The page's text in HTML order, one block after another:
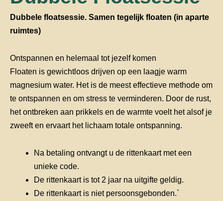
Dubbele floatsessie. Samen tegelijk floaten (in aparte
ruimtes)
Ontspannen en helemaal tot jezelf komen​
Floaten is gewichtloos drijven op een laagje warm
magnesium water. Het is de meest effectieve methode om
te ontspannen en om stress te verminderen. Door de rust,
het ontbreken aan prikkels en de warmte voelt het alsof je
zweeft en ervaart het lichaam totale ontspanning.
Na betaling ontvangt u de rittenkaart met een
unieke code.
De rittenkaart is tot 2 jaar na uitgifte geldig.
De rittenkaart is niet persoonsgebonden.`